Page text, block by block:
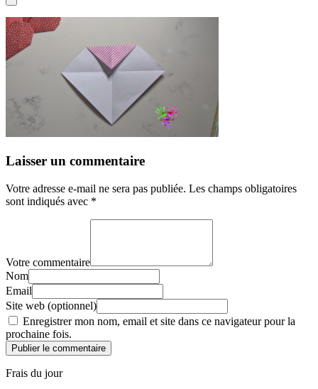
Laisser un commentaire
Votre adresse e-mail ne sera pas publiée. Les champs obligatoires
sont indiqués avec *
Votre commentaire
Nom
Email
Site web (optionnel)
Enregistrer mon nom, email et site dans ce navigateur pour la
prochaine fois.
Publier le commentaire
Frais du jour